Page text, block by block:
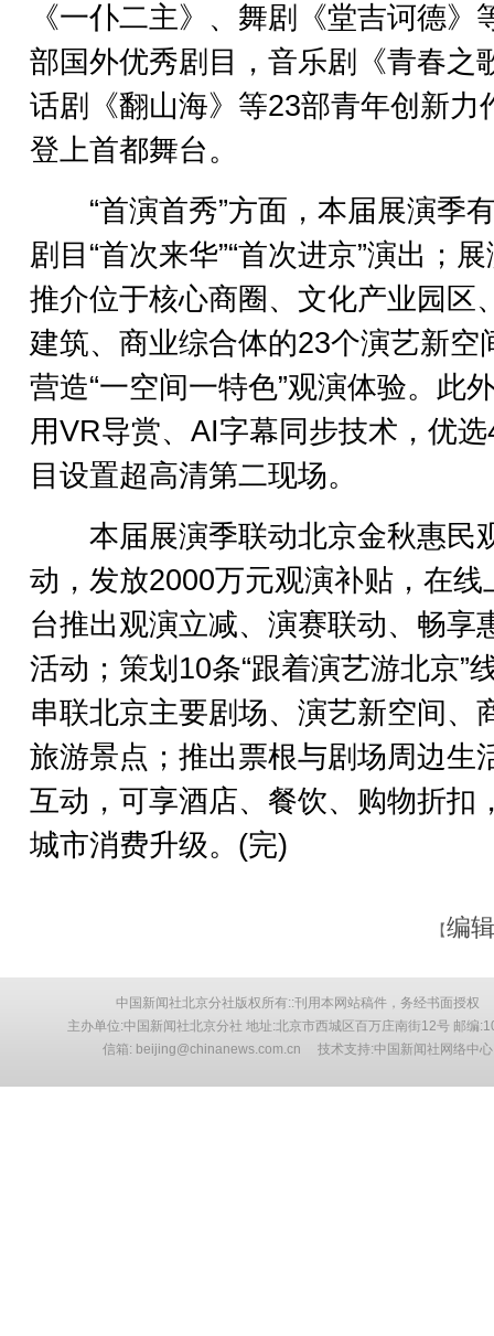
《一仆二主》、舞剧《堂吉诃德》
部国外优秀剧目，音乐剧《青春之
话剧《翻山海》等23部青年创新力
登上首都舞台。
“首演首秀”方面，本届展演季
剧目“首次来华”“首次进京”演出；
推介位于核心商圈、文化产业园区
建筑、商业综合体的23个演艺新空
营造“一空间一特色”观演体验。此
用VR导赏、AI字幕同步技术，优
目设置超高清第二现场。
本届展演季联动北京金秋惠民
动，发放2000万元观演补贴，在线
台推出观演立减、演赛联动、畅享
活动；策划10条“跟着演艺游北京”
串联北京主要剧场、演艺新空间、
旅游景点；推出票根与剧场周边生
互动，可享酒店、餐饮、购物折扣
城市消费升级。(完)
【编
中国新闻社北京分社版权所有::刊用本网站稿件，务经书面授权
主办单位:中国新闻社北京分社 地址:北京市西城区百万庄南街12号 邮编
信箱: beijing@chinanews.com.cn 技术支持:中国新闻社网络中心